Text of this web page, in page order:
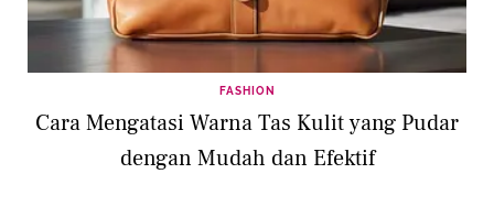
FASHION
Cara Mengatasi Warna Tas Kulit yang Pudar
dengan Mudah dan Efektif